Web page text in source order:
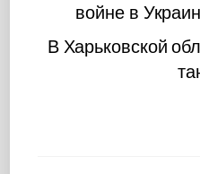
войне в
В Харьковской